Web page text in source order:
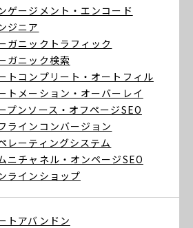
ゲージメント ・エンコード
ジニア
ガニックトラフィック
ガニック検索
トコンプリート ・オートフィル
トメーション ・オーバーレイ
プンソース ・オフページSEO
ラインコンバージョン
レーティングシステム
ニチャネル ・オンページSEO
ラインショップ
トアバンドン